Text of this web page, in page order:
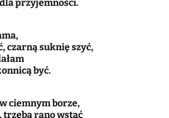
przyjemności.
czarną suknię szyć,
być.
ciemnym borze,
trzeba rano wstać